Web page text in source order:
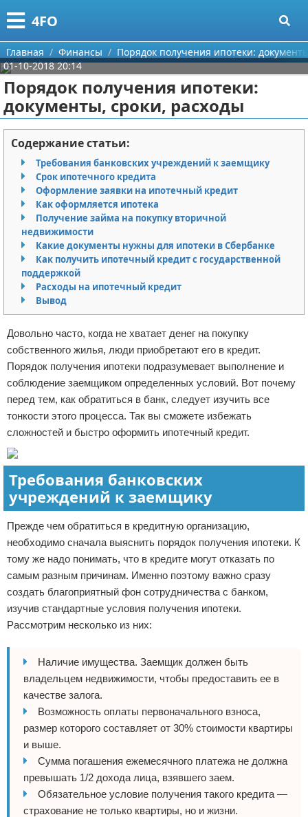
4FO
Меню
Главная
Категории
Медицина
Информационные технологии
Финансы
Закон
Психология
Спорт и фитнес
Красота
Покупки
Мода и стиль
Поиск
О проекте
Контакты
Сотрудничество
Размещение рекламы
Для правообладателей
Условия предоставления информации
Отказ от ответственности
Главная Финансы
Порядок получения ипотеки:
01-10-2018 20:14
Порядок получения ипотеки:
документы, сроки, расходы
Содержание статьи:
Требования банковских учреждений к заемщику
Срок ипотечного кредита
Оформление заявки на ипотечный кредит
Как оформляется ипотека
Получение займа на покупку вторичной
недвижимости
Какие документы нужны для ипотеки в Сбербанке
Как получить ипотечный кредит с государственной
поддержкой
Расходы на ипотечный кредит
Вывод
Довольно часто, когда не хватает денег на покупку
собственного жилья, люди приобретают его в кредит.
Порядок получения ипотеки подразумевает выполнение и
соблюдение заемщиком определенных условий. Вот почему
перед тем, как обратиться в банк, следует изучить все
тонкости этого процесса. Так вы сможете избежать
сложностей и быстро оформить ипотечный кредит.
Требования банковских
учреждений к заемщику
Прежде чем обратиться в кредитную организацию,
необходимо сначала выяснить порядок получения ипотеки. К
тому же надо понимать, что в кредите могут отказать по
самым разным причинам. Именно поэтому важно сразу
создать благоприятный фон сотрудничества с банком,
изучив стандартные условия получения ипотеки.
Рассмотрим несколько из них:
Наличие имущества. Заемщик должен быть
владельцем недвижимости, чтобы предоставить ее в
качестве залога.
Возможность оплаты первоначального взноса,
размер которого составляет от 30% стоимости квартиры
и выше.
Сумма погашения ежемесячного платежа не должна
превышать 1/2 дохода лица, взявшего заем.
Обязательное условие получения такого кредита —
страхование не только квартиры, но и жизни.